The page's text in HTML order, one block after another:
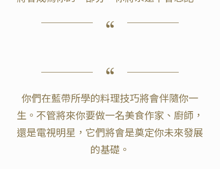
你們在藍帶所學的料理技巧將會伴隨你一
生。不管將來你要做一名美食作家、廚師，
還是電視明星，它們將會是奠定你未來發展
的基礎。